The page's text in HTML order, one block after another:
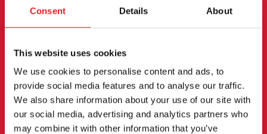
Consent Details About
This website uses cookies
We use cookies to personalise content and ads, to
provide social media features and to analyse our traffic.
We also share information about your use of our site with
our social media, advertising and analytics partners who
may combine it with other information that you’ve
informations sur les nouveaux produits, les
événements et plus encore.
S'INSCRIRE
En vous abonnant à notre newsletter, vous acceptez nos
conditions d'utilisation.politique de confidentialité.